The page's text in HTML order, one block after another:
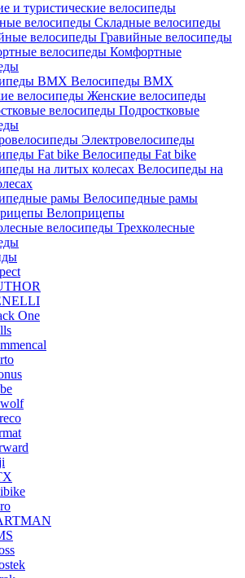
и туристические велосипеды
Складные велосипеды
Гравийные велосипеды
Комфортные
Велосипеды BMX
Женские велосипеды
Подростковые
Электровелосипеды
Велосипеды Fat bike
Велосипеды на
Велосипедные рамы
Велоприцепы
Трехколесные
One